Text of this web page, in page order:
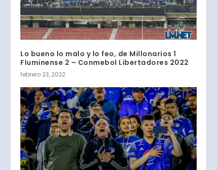
Lo bueno lo malo y lo feo, de Millonarios 1
Fluminense 2 – Conmebol Libertadores 2022
febrero 23, 2022